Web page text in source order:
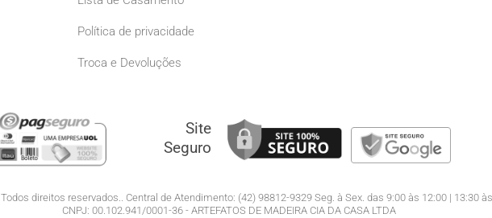
Política de privacidade
Troca e Devoluções
Site
Seguro
direitos reservados.. Central de Atendimento: (42) 98812-9329 Seg. à Sex. das 9:00 às 12:00 | 13:30
CNPJ: 00.102.941/0001-36 - ARTEFATOS DE MADEIRA CIA DA CASA LTDA